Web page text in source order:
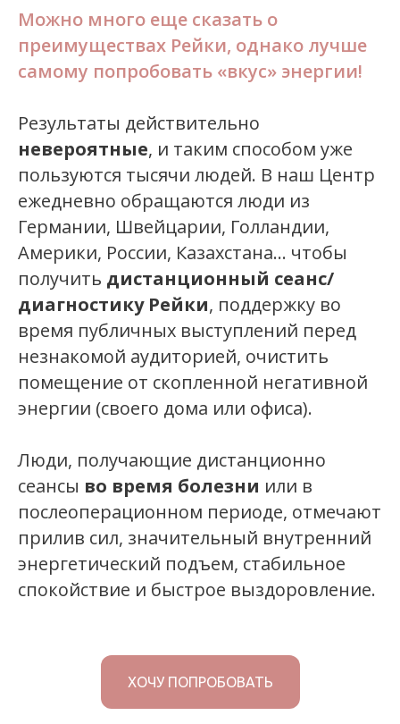
Можно много еще сказать о
преимуществах Рейки, однако лучше
самому попробовать «вкус» энергии!
Результаты действительно
невероятные, и таким способом уже
пользуются тысячи людей. В наш Центр
ежедневно обращаются люди из
Германии, Швейцарии, Голландии,
Америки, России, Казахстана... чтобы
получить дистанционный сеанс/
диагностику Рейки, поддержку во
время публичных выступлений перед
незнакомой аудиторией, очистить
помещение от скопленной негативной
энергии (своего дома или офиса).
Люди, получающие дистанционно
сеансы во время болезни или в
послеоперационном периоде, отмечают
прилив сил, значительный внутренний
энергетический подъем, стабильное
спокойствие и быстрое выздоровление.
ХОЧУ ПОПРОБОВАТЬ